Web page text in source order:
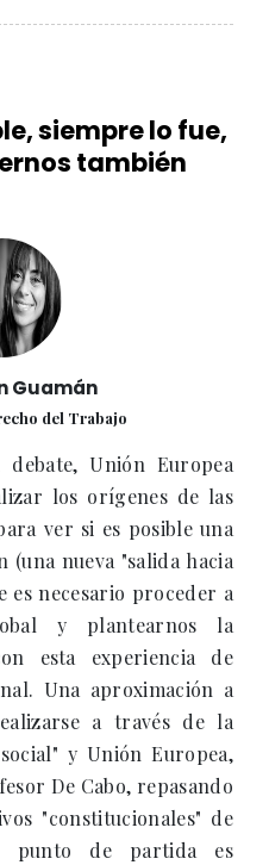
siempre lo fue,
también
Guamán
del Trabajo
Unión Europea
los orígenes de las
ver si es posible una
nueva "salida hacia
es necesario proceder a
y plantearnos la
esta experiencia de
Una aproximación a
a través de la
y Unión Europea,
De Cabo, repasando
"constitucionales" de
punto de partida es